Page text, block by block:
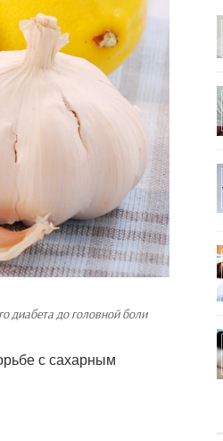
диабета до головной боли
с сахарным